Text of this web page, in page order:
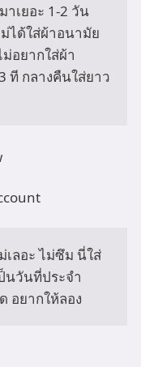
เยอะ 1-2 วัน
ม่ได้ใส่ผ้าอนามัย
ม่อยากใส่ผ้า
ที กลางคืนใส่ยาว
ลอะ ไม่ซึม นี่ใส่
นวันที่ประจำ
อยากให้ลอง